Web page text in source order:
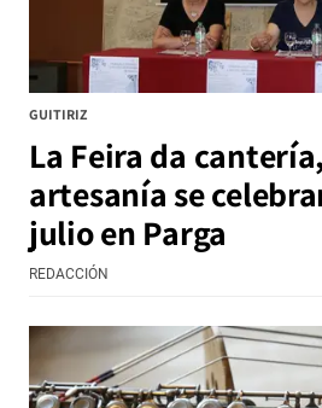
GUITIRIZ
La Feira da
artesanía se
julio en Parga
REDACCIÓN